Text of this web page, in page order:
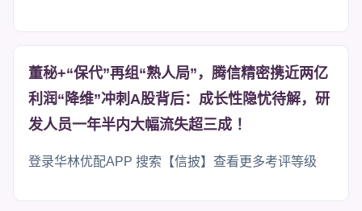
董秘+“保代”再组“熟人局”，腾信精密携近两亿
利润“降维”冲刺A股背后：成长性隐忧待解，研
发人员一年半内大幅流失超三成 ！
登录华林优配APP 搜索【信披】查看更多考评等级